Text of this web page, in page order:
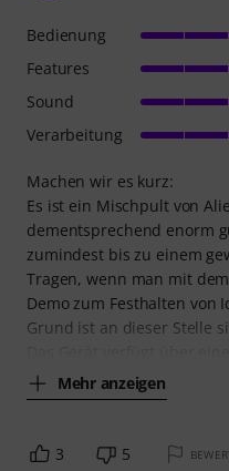
Machen wir es kurz:
Es ist ein Mischpult von
dementsprechend enorm
zumindest bis zu einem
Tragen, wenn man mit
Demo zum Festhalten von
Grund ist an dieser Stelle
Mehr anzeigen
Bedienung
Features
Sound
Verarbeitung
3 5